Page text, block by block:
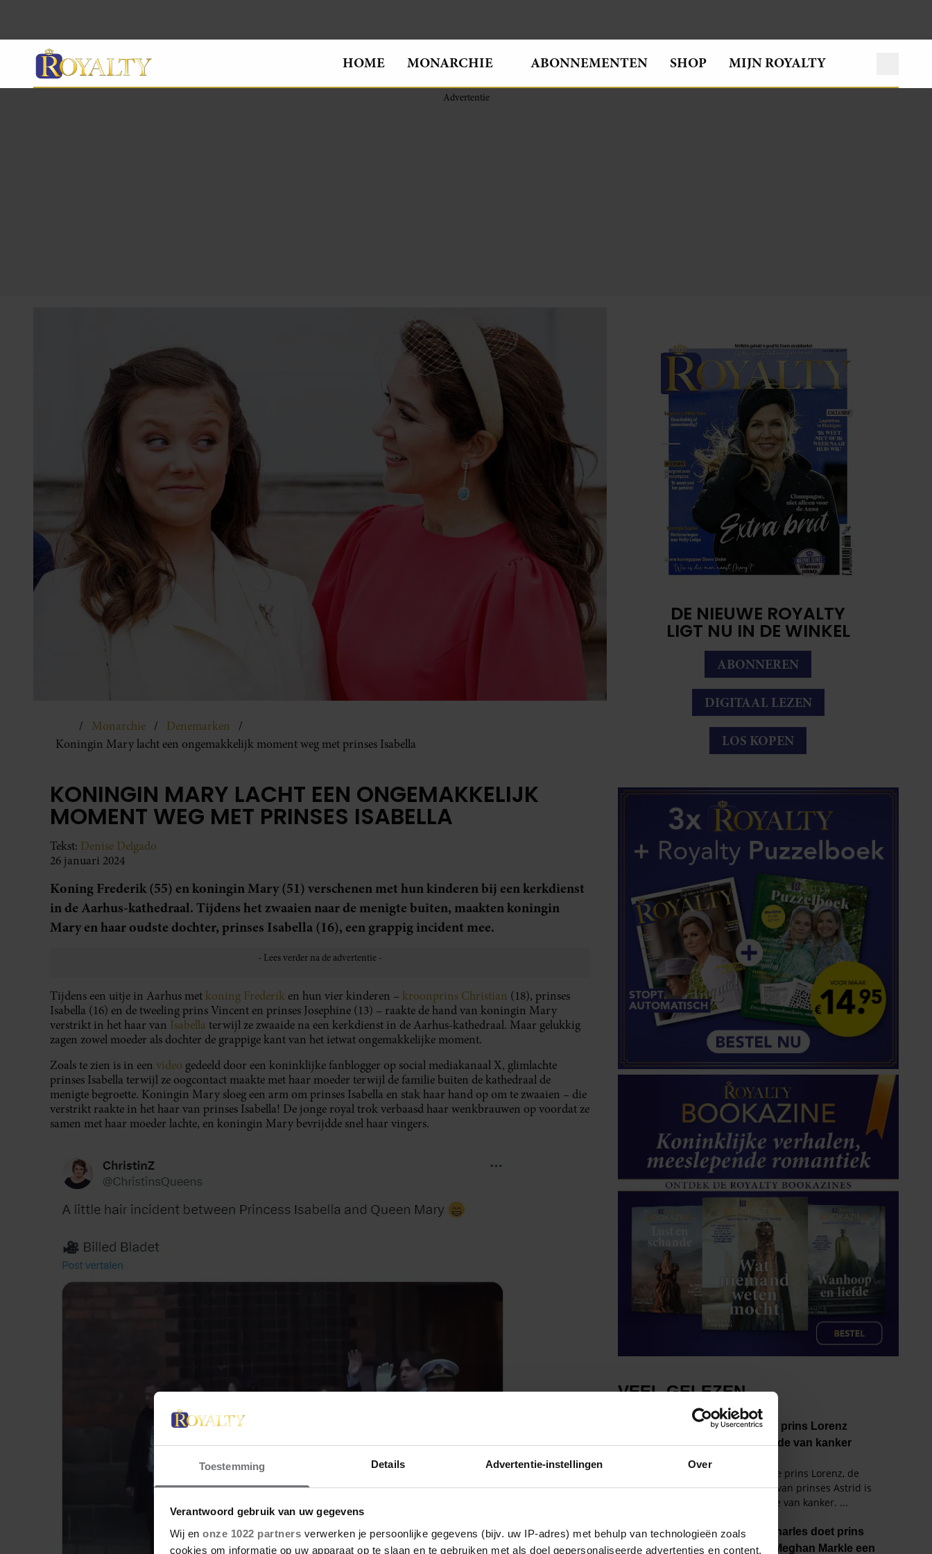
Toestemming Details Advertentie-instellingen Over
Verantwoord gebruik van uw gegevens
Wij en onze 1022 partners verwerken je persoonlijke gegevens (bijv. uw IP-adres) met behulp van technologieën zoals
cookies om informatie op uw apparaat op te slaan en te gebruiken met als doel gepersonaliseerde advertenties en content,
HOME MONARCHIE ABONNEMENTEN SHOP MIJN ROYALTY
Monarchie
Denemarken
Koningin Mary lacht een ongemakkelijk moment weg met prinses Isabella
KONINGIN MARY LACHT EEN ONGEMAKKELIJK
MOMENT WEG MET PRINSES ISABELLA
Tekst: Denise Delgado
26 januari 2024
Koning Frederik (55) en koningin Mary (51) verschenen met hun kinderen bij een kerkdienst
in de Aarhus-kathedraal. Tijdens het zwaaien naar de menigte buiten, maakten koningin
Mary en haar oudste dochter, prinses Isabella (16), een grappig incident mee.
Tijdens een uitje in Aarhus met koning Frederik en hun vier kinderen – kroonprins Christian (18), prinses
Isabella (16) en de tweeling prins Vincent en prinses Josephine (13) – raakte de hand van koningin Mary
verstrikt in het haar van Isabella terwijl ze zwaaide na een kerkdienst in de Aarhus-kathedraal. Maar gelukkig
zagen zowel moeder als dochter de grappige kant van het ietwat ongemakkelijke moment.
Zoals te zien is in een video gedeeld door een koninklijke fanblogger op social mediakanaal X, glimlachte
prinses Isabella terwijl ze oogcontact maakte met haar moeder terwijl de familie buiten de kathedraal de
menigte begroette. Koningin Mary sloeg een arm om prinses Isabella en stak haar hand op om te zwaaien – die
verstrikt raakte in het haar van prinses Isabella! De jonge royal trok verbaasd haar wenkbrauwen op voordat ze
samen met haar moeder lachte, en koningin Mary bevrijdde snel haar vingers.
DE NIEUWE ROYALTY
LIGT NU IN DE WINKEL
ABONNEREN
DIGITAAL LEZEN
LOS KOPEN